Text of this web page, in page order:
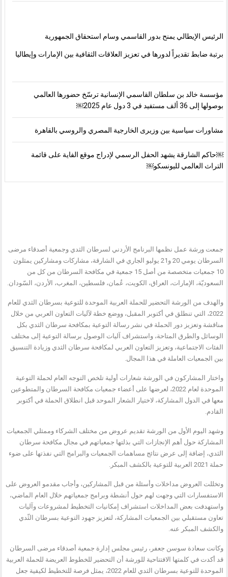
الرئيس الإيطالي يمنح بدور القاسمي وسام استحقاق الجمهورية
برتبة ضابط تقديراً لدورها في تعزيز العلاقات الثقافية بين الإمارات وإيطاليا
مؤسسة خالد بن سلطان القاسمي الإنسانية ترسّخ حضورها العالمي
بوصولها إلى 36 ألف مستفيد في 3 دول عام 2025￼
مشاورات سياسية بين وزيرى الخارجية المصري والروسي بالقاهرة
￼حاكم الشارقة يشهد الحفل الرسمي لإدراج موقع الفاية على قائمة
التراث العالمي لليونسكو￼
جمعت ورشة عمل نظمها البرنامج الأردني لسرطان الثدي وجمعية أصدقاء مرضى
السرطان يومي 20 و21 يوليو الجاري في الشارقة، مشاركات ومشاركين يمثلون
10 جمعيات متخصصة من أصل 15 جمعية في مكافحة السرطان من كل من
السعوديّة، الإمارات، العراق، الكويت، عُمان، فلسطين، المغرب، الأردن، السّودان.
والهدف من الورشة التحضير للحملة العربية الموحدة للتوعية بسرطان الثدي للعام
2022، التي تنطلق في أكتوبر المقبل، ووضع خطة لآليات التعاون العربي من خلال
مناقشة وتعزيز دور الحملة في نشر رسالة التوعية بمكافحة سرطان الثدي بكل
الوسائل والطرق المتاحة، واستشراف آليات الوصول برسالة التوعية إلى مختلف
الفئات الاجتماعية، وتعزيز التعاون العربي لمكافحة سرطان الثدي وزيادة التنسيق
بين الجمعيات العاملة في هذا المجال.
واختار المشاركون في الورشة شعارات أولية تلخص التوجه العام لحملة التوعية
الموحدة لعام 2022، لعرضها على أعضاء جمعيات مكافحة السرطان والمتطوعين
معها في الدول المشاركة، لاختيار الشعار الموحد قبل انطلاق الحملة في أكتوبر
القادم.
وشهد اليوم الأول من الورشة تقديم عروض من مختلف الشركاء وممثلي الجمعيات
المشاركة حول أهم الإنجازات التي بذلتها جمعياتهم في مجال مكافحة سرطان
الثدي، إضافة إلى عرض نتائج مساهمات الجمعيات والبرامج التي نفذتها على ضوء
حملة 2021 العربية للتوعية بالكشف المبكر.
وتخللت العروض مداخلات وأسئلة من قبل المشاركين، وأجاب مقدمو العروض على
الاستفسارات التي وجهت لهم حول أنشطة وبرامج جمعياتهم خلال العام الماضي،
واستهدفت بعض المداخلات استشراف إمكانيات التخطيط لمشروعات وآليات
تعاون مستقبلي بين الجمعيات المشاركة، لتعزيز جهود التوعية بسرطان الثّدي
والكشف المبكر عنه.
وكانت سعادة سوسن جعفر، رئيس مجلس إدارة جمعية أصدقاء مرضى السرطان
قد أكدت في كلمتها الافتتاحية للورشة أن التحضير للخطوط العريضة للحملة العربية
الموحدة للتوعية بسرطان الثدي للعام 2022، يمثل فرصة للتخطيط لكيفية جعل